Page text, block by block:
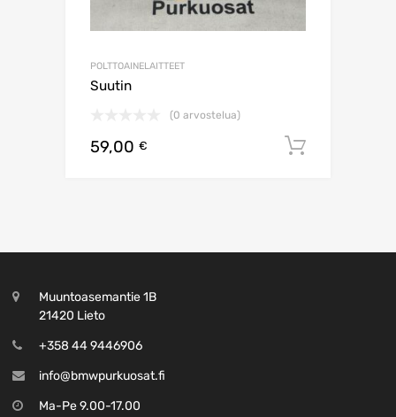
POLTTOAINELAITTEET
Suutin
(0 arvostelua)
59,00 €
Muuntoasemantie 1B
21420 Lieto
+358 44 9446906
info@bmwpurkuosat.fi
Ma-Pe 9.00-17.00